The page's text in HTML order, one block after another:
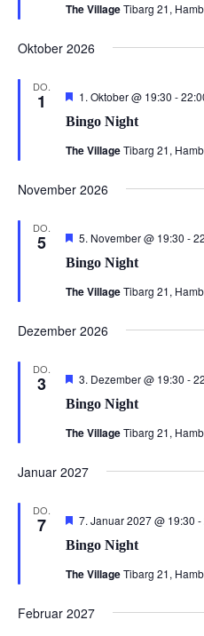
The VillageTibarg 21,
Oktober 2026
DO.
1
Bingo Night
Hervorgehoben
1. Oktober @ 19:30 -
The VillageTibarg 21,
November 2026
DO.
5
Bingo Night
Hervorgehoben
5. November @ 19:30 -
The VillageTibarg 21,
Dezember 2026
DO.
3
Bingo Night
Hervorgehoben
3. Dezember @ 19:30 -
The VillageTibarg 21,
Januar 2027
DO.
7
Bingo Night
Hervorgehoben
7. Januar 2027 @ 19:30 -
The VillageTibarg 21,
Februar 2027